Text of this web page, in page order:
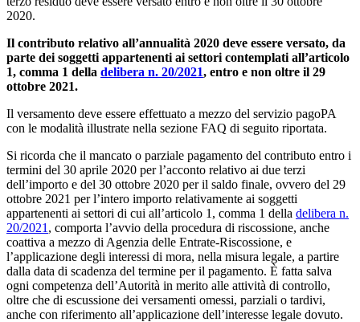
2020.
Il contributo relativo all’annualità 2020 deve essere versato, da
parte dei soggetti appartenenti ai settori contemplati all’articolo
1, comma 1 della delibera n. 20/2021, entro e non oltre il 29
ottobre 2021.
Il versamento deve essere effettuato a mezzo del servizio pagoPA
con le modalità illustrate nella sezione FAQ di seguito riportata.
Si ricorda che il mancato o parziale pagamento del contributo entro i
termini del 30 aprile 2020 per l’acconto relativo ai due terzi
dell’importo e del 30 ottobre 2020 per il saldo finale, ovvero del 29
ottobre 2021 per l’intero importo relativamente ai soggetti
appartenenti ai settori di cui all’articolo 1, comma 1 della delibera n.
20/2021 , comporta l’avvio della procedura di riscossione, anche
coattiva a mezzo di Agenzia delle Entrate-Riscossione, e
l’applicazione degli interessi di mora, nella misura legale, a partire
dalla data di scadenza del termine per il pagamento. È fatta salva
ogni competenza dell’Autorità in merito alle attività di controllo,
oltre che di escussione dei versamenti omessi, parziali o tardivi,
anche con riferimento all’applicazione dell’interesse legale dovuto.